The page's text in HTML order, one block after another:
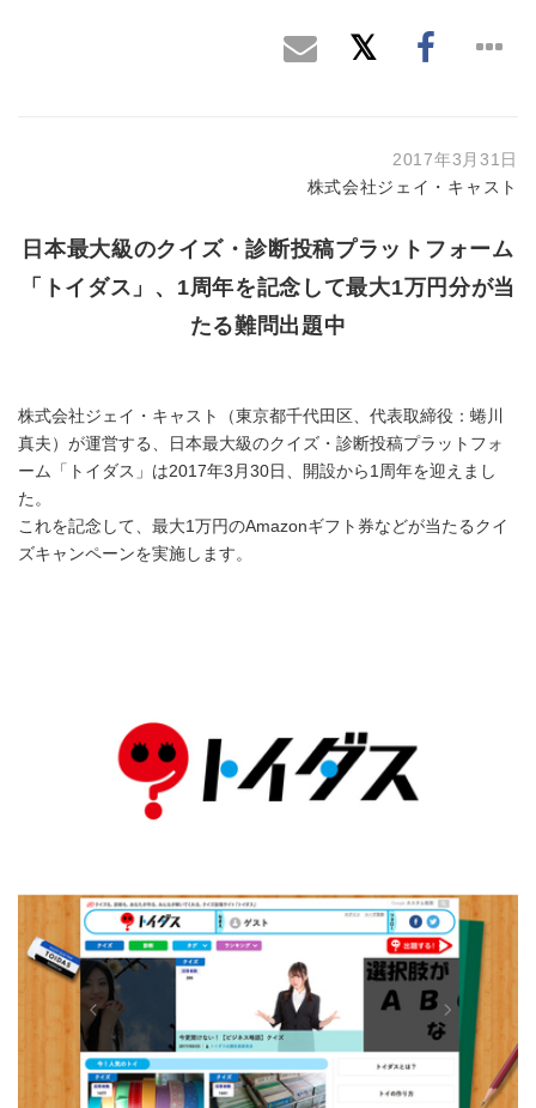
2017年3月31日
株式会社ジェイ・キャスト
日本最大級のクイズ・診断投稿プラットフォーム
「トイダス」、1周年を記念して最大1万円分が当
たる難問出題中
株式会社ジェイ・キャスト（東京都千代田区、代表取締役：蜷川
真夫）が運営する、日本最大級のクイズ・診断投稿プラットフォ
ーム「トイダス」は2017年3月30日、開設から1周年を迎えまし
た。
これを記念して、最大1万円のAmazonギフト券などが当たるクイ
ズキャンペーンを実施します。